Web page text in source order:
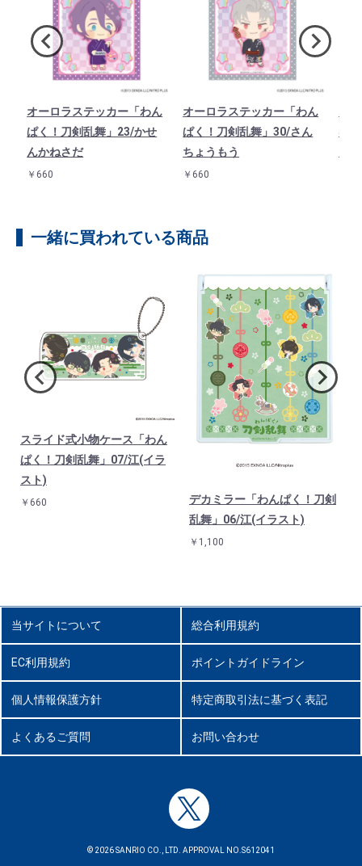
オーロラステッカー「わん
ぱく！刀剣乱舞」23/かせ
んかねさだ
￥660
オーロラステッカー「わん
ぱく！刀剣乱舞」30/さん
ちょうもう
￥660
ぱ
一緒に買われている商品
スライド式小物ケース「わん
ぱく！刀剣乱舞」07/江(イラ
スト)
￥660
デカミラー「わんぱく！刀剣
乱舞」06/江(イラスト)
￥1,100
当サイトについて 総合利用規約
EC利用規約 ポイントガイドライン
個人情報保護方針 特定商取引法に基づく表記
よくあるご質問 お問い合わせ
© 2026 SANRIO CO., LTD. APPROVAL NO.S612041